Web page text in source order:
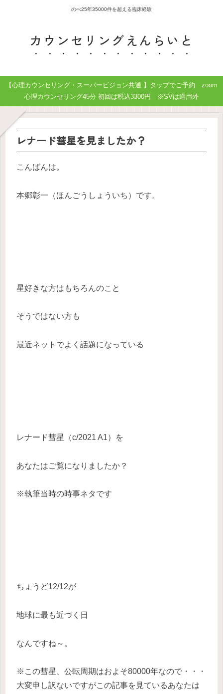
のべ25年35000件を超える臨床経験
カウンセリングえんらいと
【心理カウンセリング・スーパービジョン共通 】タップでご予約 zoom
心理カウンセリング45分 初回は税込3300円 ※SVは適用外
レナード彗星を見ましたか？
こんばんは。
本郷彰一（ほんごうしょういち）です。
星好きな方はもちろんのこと
そうではない方も
最近ネットでよく話題になっている
レナード彗星（c/2021 A1）を
あなたはご覧になりましたか？
※執筆当時の時事ネタです
ちょうど12/12が
地球に最も近づく日
なんですね～。
※この彗星、公転周期はおよそ80000年なので・・・
大変申し訳ないですがこの記事を見ているあなたは